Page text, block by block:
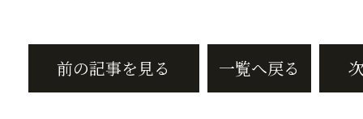
前の記事を見る 一覧へ戻る